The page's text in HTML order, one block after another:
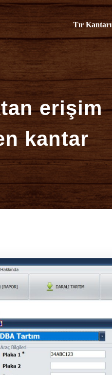
Kantar ServisiTır Kantarı
erişim
kantar